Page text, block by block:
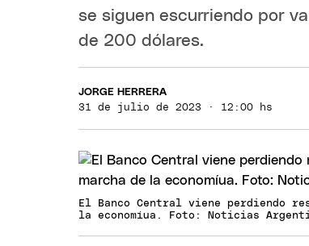
se siguen escurriendo por
de 200 dólares.
JORGE HERRERA
31 de julio de 2023 · 12:00 hs
El Banco Central viene perdiendo
la economíua. Foto: Noticias